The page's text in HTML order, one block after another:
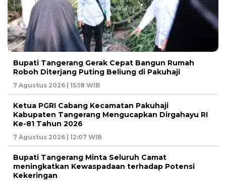
Bupati Tangerang Gerak Cepat Bangun Rumah
Roboh Diterjang Puting Beliung di Pakuhaji
7 Agustus 2026 | 15:18 WIB
Ketua PGRI Cabang Kecamatan Pakuhaji
Kabupaten Tangerang Mengucapkan Dirgahayu RI
Ke-81 Tahun 2026
7 Agustus 2026 | 12:07 WIB
Bupati Tangerang Minta Seluruh Camat
meningkatkan Kewaspadaan terhadap Potensi
Kekeringan